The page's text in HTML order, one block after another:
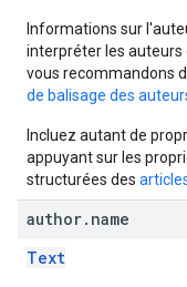
Informations sur
interpréter les
vous recommandons
de balisage des
Incluez autant de
appuyant sur les
structurées des
author. name
Text